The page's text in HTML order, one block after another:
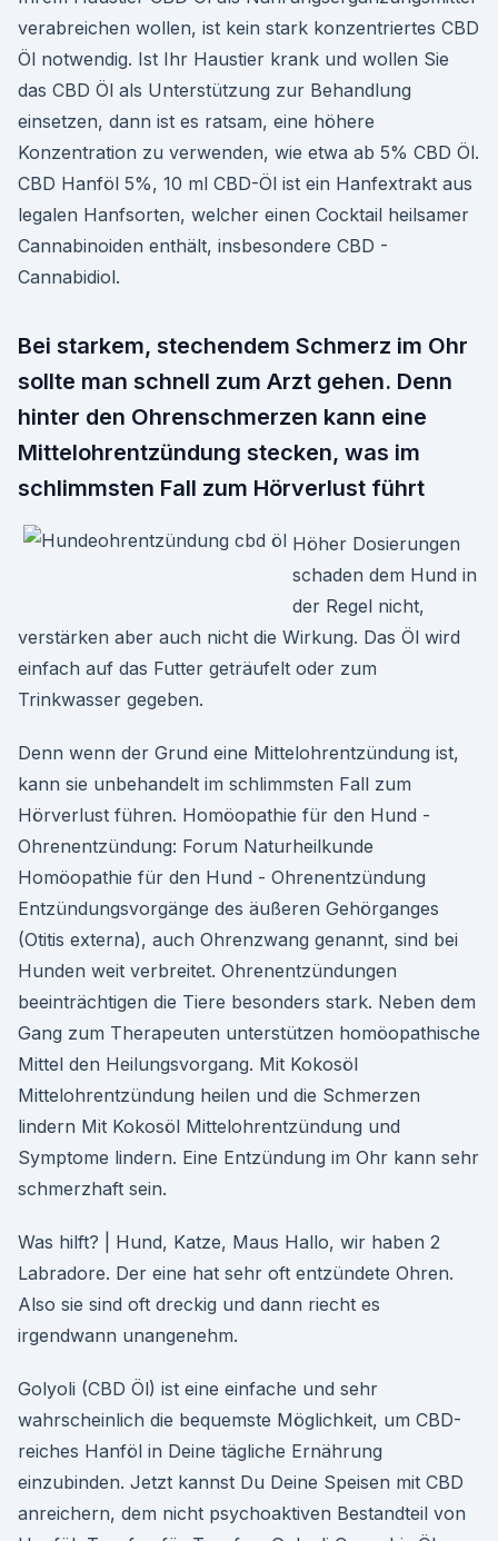
verabreichen wollen, ist kein stark konzentriertes CBD
Öl notwendig. Ist Ihr Haustier krank und wollen Sie
das CBD Öl als Unterstützung zur Behandlung
einsetzen, dann ist es ratsam, eine höhere
Konzentration zu verwenden, wie etwa ab 5% CBD Öl.
CBD Hanföl 5%, 10 ml CBD-Öl ist ein Hanfextrakt aus
legalen Hanfsorten, welcher einen Cocktail heilsamer
Cannabinoiden enthält, insbesondere CBD -
Cannabidiol.
Bei starkem, stechendem Schmerz im Ohr
sollte man schnell zum Arzt gehen. Denn
hinter den Ohrenschmerzen kann eine
Mittelohrentzündung stecken, was im
schlimmsten Fall zum Hörverlust führt
Höher Dosierungen
schaden dem Hund in
der Regel nicht,
verstärken aber auch nicht die Wirkung. Das Öl wird
einfach auf das Futter geträufelt oder zum
Trinkwasser gegeben.
Denn wenn der Grund eine Mittelohrentzündung ist,
kann sie unbehandelt im schlimmsten Fall zum
Hörverlust führen. Homöopathie für den Hund -
Ohrenentzündung: Forum Naturheilkunde
Homöopathie für den Hund - Ohrenentzündung
Entzündungsvorgänge des äußeren Gehörganges
(Otitis externa), auch Ohrenzwang genannt, sind bei
Hunden weit verbreitet. Ohrenentzündungen
beeinträchtigen die Tiere besonders stark. Neben dem
Gang zum Therapeuten unterstützen homöopathische
Mittel den Heilungsvorgang. Mit Kokosöl
Mittelohrentzündung heilen und die Schmerzen
lindern Mit Kokosöl Mittelohrentzündung und
Symptome lindern. Eine Entzündung im Ohr kann sehr
schmerzhaft sein.
Was hilft? | Hund, Katze, Maus Hallo, wir haben 2
Labradore. Der eine hat sehr oft entzündete Ohren.
Also sie sind oft dreckig und dann riecht es
irgendwann unangenehm.
Golyoli (CBD Öl) ist eine einfache und sehr
wahrscheinlich die bequemste Möglichkeit, um CBD-
reiches Hanföl in Deine tägliche Ernährung
einzubinden. Jetzt kannst Du Deine Speisen mit CBD
anreichern, dem nicht psychoaktiven Bestandteil von